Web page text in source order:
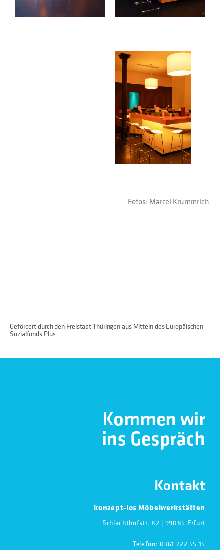
Fotos: Marcel Krummrich
Gefördert durch den Freistaat Thüringen aus Mitteln des Europäischen
Sozialfonds Plus
Kommen wir
ins Gespräch
Kontakt
konzept-los Möbelwerkstätten
Schlachthofstr. 82 | 99085 Erfurt
Telefon: 0361 222 55 15